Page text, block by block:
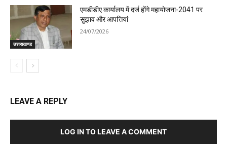
उत्तराखण्ड
एमडीडीए कार्यालय में दर्ज होंगे महायोजना-2041 पर
सुझाव और आपत्तियां
24/07/2026
LEAVE A REPLY
LOG IN TO LEAVE A COMMENT